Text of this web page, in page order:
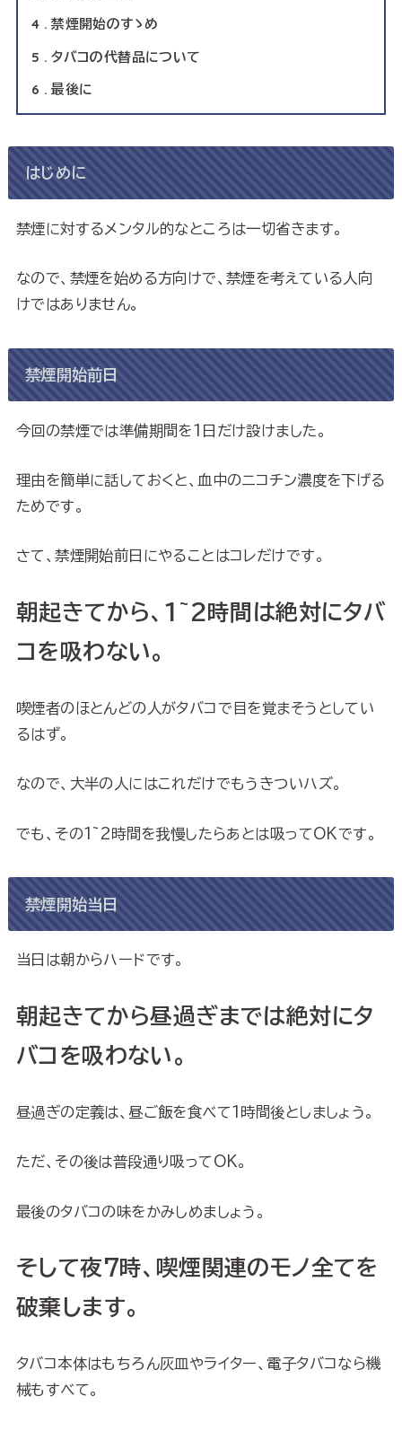
4 禁煙開始のすゝめ
5 タバコの代替品について
6 最後に
はじめに
禁煙に対するメンタル的なところは一切省きます。
なので、禁煙を始める方向けで、禁煙を考えている人向
けではありません。
禁煙開始前日
今回の禁煙では準備期間を1日だけ設けました。
理由を簡単に話しておくと、血中のニコチン濃度を下げる
ためです。
さて、禁煙開始前日にやることはコレだけです。
朝起きてから、1~2時間は絶対にタバ
コを吸わない。
喫煙者のほとんどの人がタバコで目を覚まそうとしてい
るはず。
なので、大半の人にはこれだけでもうきついハズ。
でも、その1~2時間を我慢したらあとは吸ってOKです。
禁煙開始当日
当日は朝からハードです。
朝起きてから昼過ぎまでは絶対にタ
バコを吸わない。
昼過ぎの定義は、昼ご飯を食べて1時間後としましょう。
ただ、その後は普段通り吸ってOK。
最後のタバコの味をかみしめましょう。
そして夜7時、喫煙関連のモノ全てを
破棄します。
タバコ本体はもちろん灰皿やライター、電子タバコなら機
械もすべて。